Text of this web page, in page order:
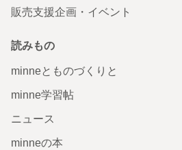
販売支援企画・イベント
読みもの
minneとものづくりと
minne学習帖
ニュース
minneの本